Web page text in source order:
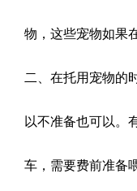
物，这些宠物如果
二、在托用宠物的
以不准备也可以。
车，需要费前准备